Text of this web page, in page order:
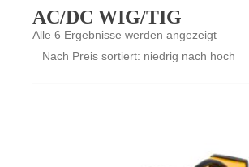
AC/DC WIG/TIG
Alle 6 Ergebnisse werden angezeigtNach
sortiert: